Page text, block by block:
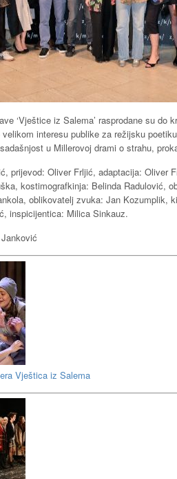
‘Vještice iz Salema’ rasprodane su do
interesu publike za režijsku
u Millerovoj drami o strahu,
prijevod: Oliver Frljić, adaptacija: Oliver
kostimografkinja: Belinda Radulović,
oblikovatelj zvuka: Jan Kozumplik,
inspicijentica: Milica Sinkauz.
Vještica iz Salema